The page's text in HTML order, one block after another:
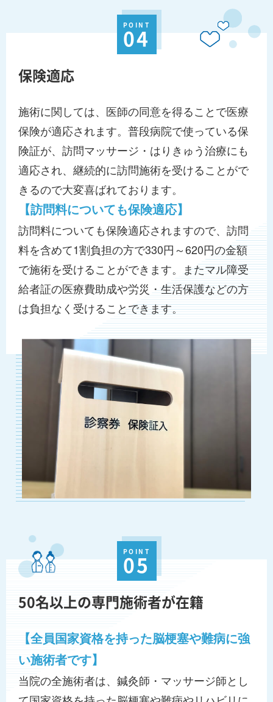
POINT
04
保険適応
施術に関しては、医師の同意を得ることで医療
保険が適応されます。普段病院で使っている保
険証が、訪問マッサージ・はりきゅう治療にも
適応され、継続的に訪問施術を受けることがで
きるので大変喜ばれております。
【訪問料についても保険適応】
訪問料についても保険適応されますので、訪問
料を含めて1割負担の方で330円～620円の金額
で施術を受けることができます。またマル障受
給者証の医療費助成や労災・生活保護などの方
は負担なく受けることできます。
POINT
05
50名以上の専門施術者が在籍
【全員国家資格を持った脳梗塞や難病に強
い施術者です】
当院の全施術者は、鍼灸師・マッサージ師とし